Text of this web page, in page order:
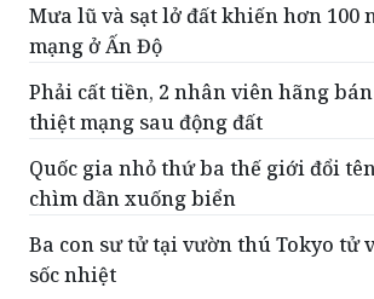
Phải cất tiền, 2 nhân viên hãng bán
thiệt mạng sau động đất
Quốc gia nhỏ thứ ba thế giới đổi tên
chìm dần xuống biển
Ba con sư tử tại vườn thú Tokyo tử
sốc nhiệt
ĐỌC THÊM